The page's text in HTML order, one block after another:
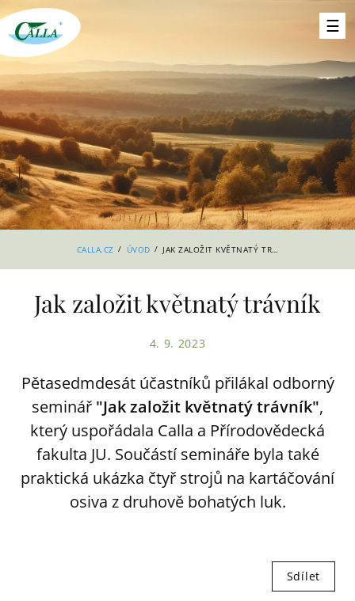
CALLA.CZ / ÚVOD / JAK ZALOŽIT KVĚTNATÝ TRÁVNÍK
Jak založit květnatý trávník
4. 9. 2023
Pětasedmdesát účastníků přilákal odborný
seminář "Jak založit květnatý trávník",
který uspořádala Calla a Přírodovědecká
fakulta JU. Součástí semináře byla také
praktická ukázka čtyř strojů na kartáčování
osiva z druhově bohatých luk.
Sdílet